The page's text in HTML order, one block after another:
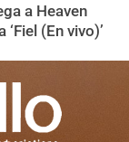
a Heaven
(En vivo)’